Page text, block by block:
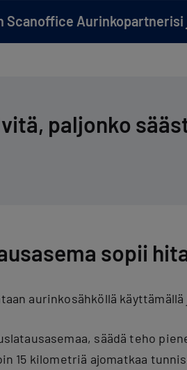
Scanoffice Aurinkopartnerisi
paljonko
sopii
aurinkosähköllä
säädä teho
15 kilometriä ajomatkaa